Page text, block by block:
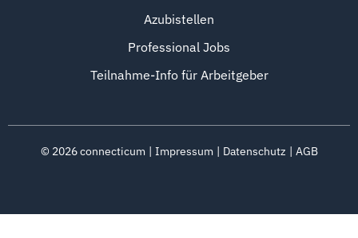
Azubistellen
Professional Jobs
Teilnahme-Info für Arbeitgeber
© 2026connecticum Impressum Datenschutz AGB